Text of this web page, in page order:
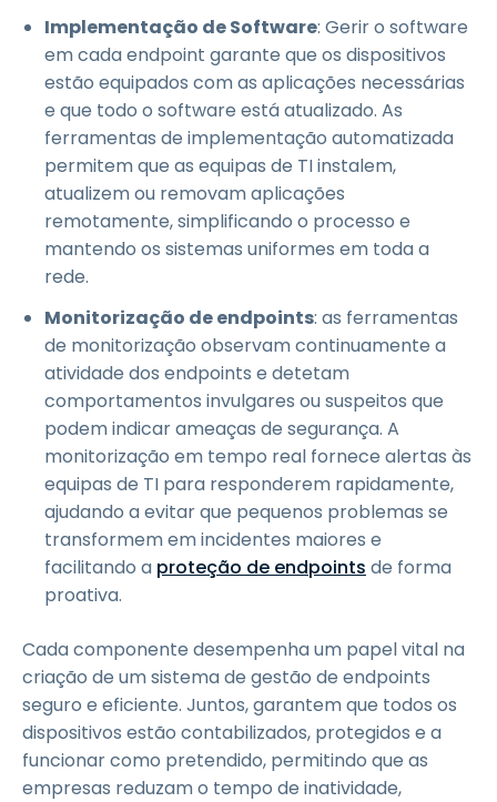
Implementação de Software: Gerir o software
em cada endpoint garante que os dispositivos
estão equipados com as aplicações necessárias
e que todo o software está atualizado. As
ferramentas de implementação automatizada
permitem que as equipas de TI instalem,
atualizem ou removam aplicações
remotamente, simplificando o processo e
mantendo os sistemas uniformes em toda a
rede.
Monitorização de endpoints: as ferramentas
de monitorização observam continuamente a
atividade dos endpoints e detetam
comportamentos invulgares ou suspeitos que
podem indicar ameaças de segurança. A
monitorização em tempo real fornece alertas às
equipas de TI para responderem rapidamente,
ajudando a evitar que pequenos problemas se
transformem em incidentes maiores e
facilitando a proteção de endpoints de forma
proativa.
Cada componente desempenha um papel vital na
criação de um sistema de gestão de endpoints
seguro e eficiente. Juntos, garantem que todos os
dispositivos estão contabilizados, protegidos e a
funcionar como pretendido, permitindo que as
empresas reduzam o tempo de inatividade,